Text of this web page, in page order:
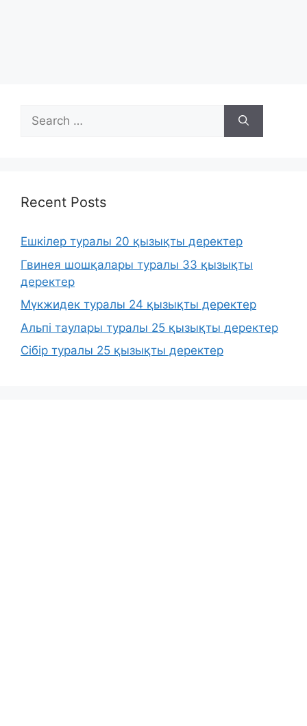
Search
for:
Recent Posts
Ешкілер туралы 20 қызықты деректер
Гвинея шошқалары туралы 33 қызықты
деректер
Мүкжидек туралы 24 қызықты деректер
Альпі таулары туралы 25 қызықты деректер
Сібір туралы 25 қызықты деректер